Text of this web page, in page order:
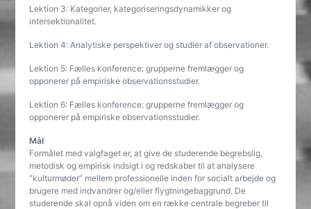
Lektion 3: Kategorier, kategoriseringsdynamikker og
intersektionalitet.
Lektion 4: Analytiske perspektiver og studier af observationer.
Lektion 5: Fælles konference: grupperne fremlægger og
opponerer på empiriske observationsstudier.
Lektion 6: Fælles konference: grupperne fremlægger og
opponerer på empiriske observationsstudier.
Mål
Formålet med valgfaget er, at give de studerende begrebslig,
metodisk og empirisk indsigt i og redskaber til at analysere
”kulturmøder” mellem professionelle inden for socialt arbejde og
brugere med indvandrer og/eller flygtningebaggrund. De
studerende skal opnå viden om en række centrale begreber til